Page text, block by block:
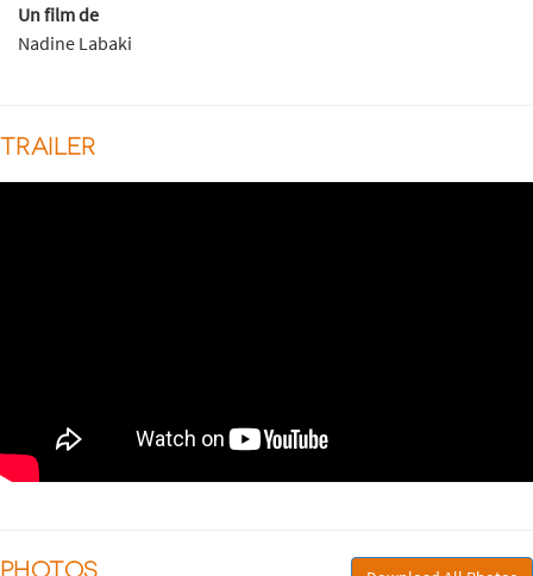
Un film de
Nadine Labaki
TRAILER
PHOTOS